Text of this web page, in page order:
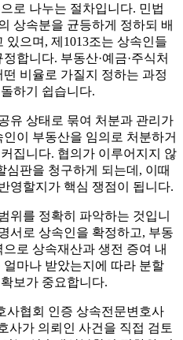
로 나누는 절차입니다. 민법
상속분을 균등하게 정하되 배
있으며, 제1013조는 상속인들
합니다. 부동산·예금·주식처
비율로 가질지 정하는 과정
하기 쉽습니다.
유 상태로 묶여 처분과 관리가
이 부동산을 임의로 처분하거
집니다. 협의가 이루어지지 않
판을 청구하게 되는데, 이때
영할지가 핵심 쟁점이 됩니다.
위를 정확히 파악하는 것입니
서로 상속인을 확정하고, 부동
로 상속재산과 생전 증여 내
마나 받았는지에 따라 분할
보가 중요합니다.
사협회 인증 상속전문변호사
사가 의뢰인 사건을 직접 검토